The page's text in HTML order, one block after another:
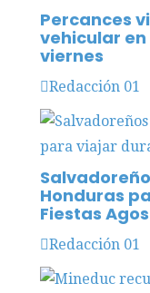
Percances
vehicular
viernes
Redacción 01
Honduras
Fiestas
Redacción 01